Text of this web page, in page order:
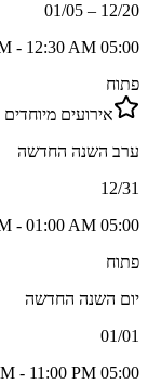
12/20 – 01/05
05:00 AM - 12:30 AM
פתוח
אירועים מיוחדים
ערב השנה החדשה
12/31
05:00 AM - 01:00 AM
פתוח
יום השנה החדשה
01/01
05:00 AM - 11:00 PM